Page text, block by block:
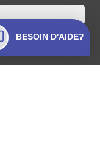
légales
Contact
BESOIN D'AIDE?